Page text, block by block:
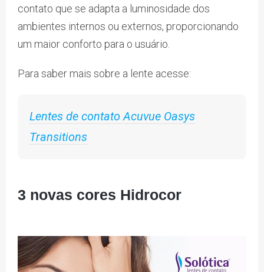
contato que se adapta a luminosidade dos
ambientes internos ou externos, proporcionando
um maior conforto para o usuário.
Para saber mais sobre a lente acesse:
Lentes de contato Acuvue Oasys
Transitions
3 novas cores Hidrocor